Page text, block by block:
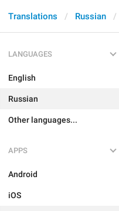
Translations Russian
LANGUAGES
English
Russian
Other languages...
APPS
Android
iOS